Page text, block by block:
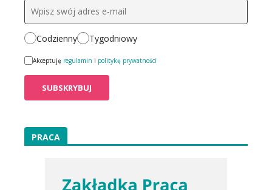
Codzienny Tygodniowy
Akceptuję regulamin i politykę prywatności
PRACA